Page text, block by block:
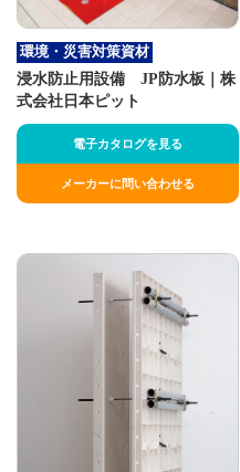
環境・災害対策資材
浸水防止用設備 JP防水板｜株
式会社日本ピット
電子カタログを見る
メーカーに問い合わせる